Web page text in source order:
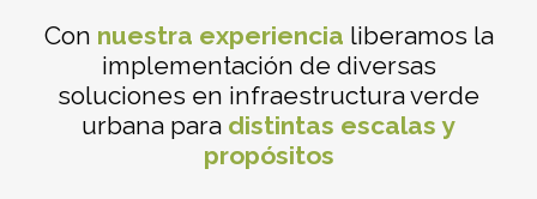
Con nuestra experiencia liberamos la
implementación de diversas
soluciones en infraestructura verde
urbana para distintas escalas y
propósitos